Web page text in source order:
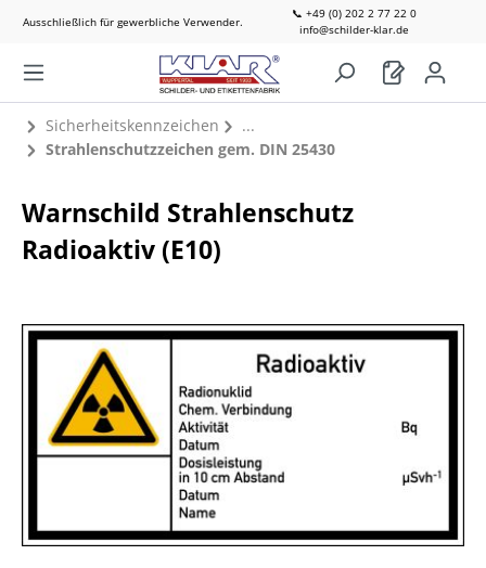
Ausschließlich für gewerbliche Verwender.
📞 +49 (0) 202 2 77 22 0
info@schilder-klar.de
Sicherheitskennzeichen
Strahlenschutzzeichen gem. DIN 25430
Warnschild Strahlenschutz
Radioaktiv (E10)